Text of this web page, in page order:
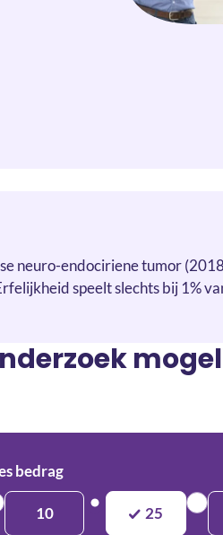
neuro-endociriene tumor
speelt slechts bij 1%
bedrag
10 25